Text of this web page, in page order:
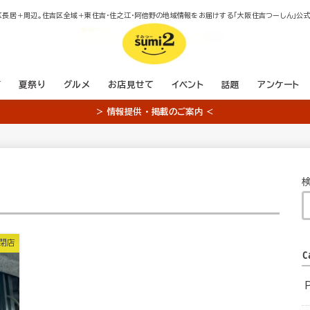
居＋周辺。住吉区全域＋東住吉・住之江・阿倍野の地域情報をお届けする「大阪住吉つーしん」公
夏祭り グルメ お店見せて イベント 話題 アンケート
＞ 情報提供 ・ 掲載のご案内 ＜
店